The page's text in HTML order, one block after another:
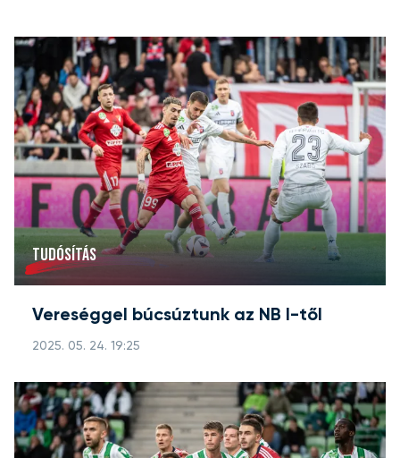
TUDÓSÍTÁS
Vereséggel búcsúztunk az NB I-től
2025. 05. 24. 19:25